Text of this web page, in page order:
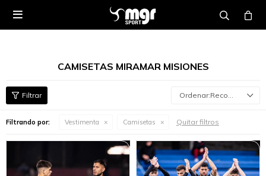

CAMISETAS MIRAMAR MISIONES
Recomendados
Filtrando por: Vestimenta Camisetas Quitar filtros